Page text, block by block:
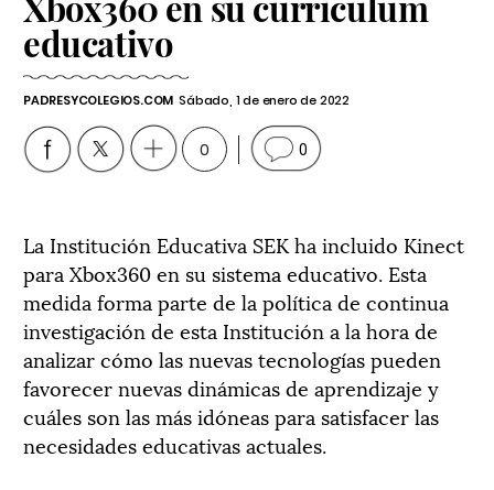
educativo
PADRESYCOLEGIOS.COM Sábado, 1 de enero de 2022
0 0
La Institución Educativa SEK ha incluido Kinect
para Xbox360 en su sistema educativo. Esta
medida forma parte de la política de continua
investigación de esta Institución a la hora de
analizar cómo las nuevas tecnologías pueden
favorecer nuevas dinámicas de aprendizaje y
cuáles son las más idóneas para satisfacer las
necesidades educativas actuales.